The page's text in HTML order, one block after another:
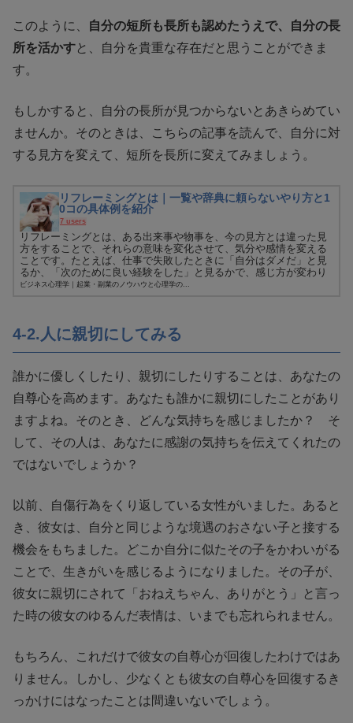
このように、
自分の短所も長所も認めたうえで、自分の長
所を活かすと、自分を貴重な存在だと思うことができま
す。
もしかすると、自分の長所が見つからないとあきらめてい
ませんか。そのときは、こちらの記事を読んで、自分に対
する見方を変えて、短所を長所に変えてみましょう。
リフレーミングとは｜一覧や辞典に頼らないやり方と1
0コの具体例を紹介
7 users
リフレーミングとは、ある出来事や物事を、今の見方とは違った見
方をすることで、それらの意味を変化させて、気分や感情を変える
ことです。たとえば、仕事で失敗したときに「自分はダメだ」と見
るか、「次のために良い経験をした」と見るかで、感じ方が変わり
ます。...
ビジネス心理学｜起業・副業のノウハウと心理学の...
4-2.人に親切にしてみる
誰かに優しくしたり、親切にしたりすることは、あなたの
自尊心を高めます。あなたも誰かに親切にしたことがあり
ますよね。そのとき、どんな気持ちを感じましたか？ そ
して、その人は、あなたに感謝の気持ちを伝えてくれたの
ではないでしょうか？
以前、自傷行為をくり返している女性がいました。あると
き、彼女は、自分と同じような境遇のおさない子と接する
機会をもちました。どこか自分に似たその子をかわいがる
ことで、生きがいを感じるようになりました。その子が、
彼女に親切にされて「おねえちゃん、ありがとう」と言っ
た時の彼女のゆるんだ表情は、いまでも忘れられません。
もちろん、これだけで彼女の自尊心が回復したわけではあ
りません。しかし、少なくとも彼女の自尊心を回復するき
っかけにはなったことは間違いないでしょう。